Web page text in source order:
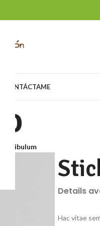
CONTÁCTAME
vestibulum
Details
Hac vitae